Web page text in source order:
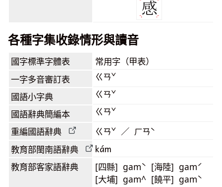
各種字集收錄情形與讀音
國字標準字體表 常用字（甲表）
一字多音審訂表 ㄍㄢˇ
國語小字典 ㄍㄢˇ
國語辭典簡編本 ㄍㄢˇ
重編國語辭典 ㄍㄢˇ ／ ㄏㄢˋ
教育部閩南語辭典 kám
教育部客家語辭典
[四縣] gamˋ [海陸] gamˊ
[大埔] gam^ [饒平] gamˋ